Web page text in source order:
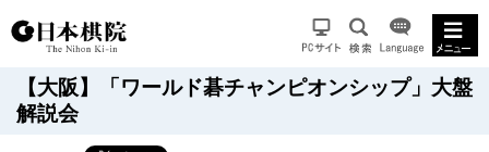
【大阪】「ワールド碁チャンピオンシップ」大盤
解説会